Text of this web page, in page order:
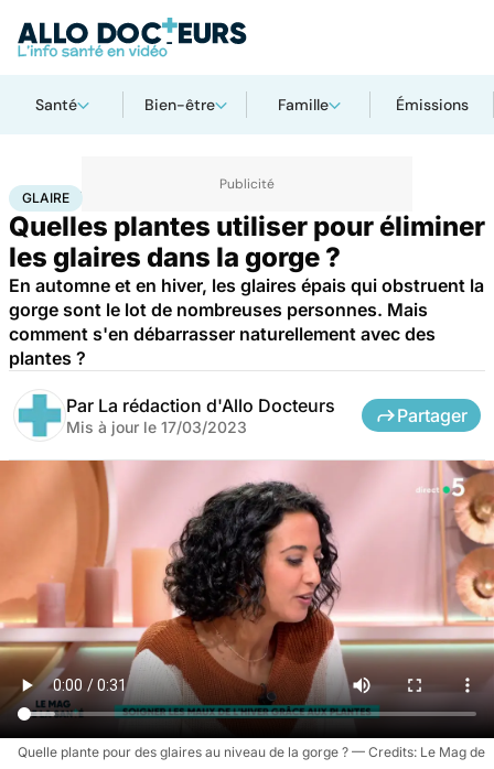
Santé Bien-être Famille Émissions
AccueilSanté
GLAIRE
Quelles plantes utiliser pour éliminer
les glaires dans la gorge ?
En automne et en hiver, les glaires épais qui obstruent la
gorge sont le lot de nombreuses personnes. Mais
comment s'en débarrasser naturellement avec des
plantes ?
Par La rédaction d'Allo Docteurs
Mis à jour le 17/03/2023
Partager
Quelle plante pour des glaires au niveau de la gorge ?
Le Mag de